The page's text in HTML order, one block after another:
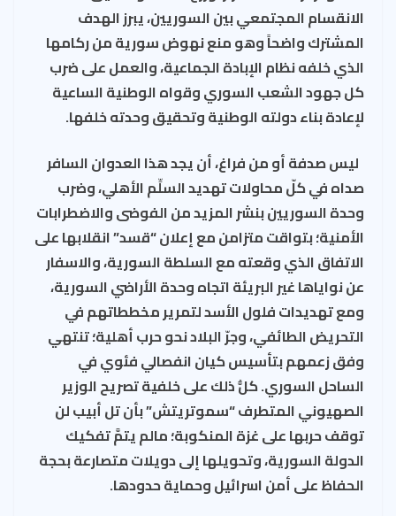
الانقسام المجتمعي بين السوريين، يبرز الهدف
المشترك واضحاً وهو منع نهوض سورية من ركامها
الذي خلفه نظام الإبادة الجماعية، والعمل على ضرب
كل جهود الشعب السوري وقواه الوطنية الساعية
لإعادة بناء دولته الوطنية وتحقيق وحدته خلفها.
ليس صدفة أو من فراغ، أن يجد هذا العدوان السافر
صداه في كلّ محاولات تهديد السلِّم الأهلي، وضرب
وحدة السوريين بنشر المزيد من الفوضى والاضطرابات
الأمنية؛ بتواقت متزامن مع إعلان “قسد” انقلابها على
الاتفاق الذي وقعته مع السلطة السورية، والاسفار
عن نواياها غير البريئة اتجاه وحدة الأراضي السورية،
ومع تهديدات فلول الأسد لتمرير مخططاتهم في
التحريض الطائفي، وجرّ البلاد نحو حرب أهلية؛ تنتهي
وفق زعمهم بتأسيس كيان انفصالي فئوي في
الساحل السوري. كلُّ ذلك على خلفية تصريح الوزير
الصهيوني المتطرف “سموتريتش” بأن تل أبيب لن
توقف حربها على غزة المنكوبة؛ مالم يتمَّ تفكيك
الدولة السورية، وتحويلها إلى دويلات متصارعة بحجة
الحفاظ على أمن اسرائيل وحماية حدودها.